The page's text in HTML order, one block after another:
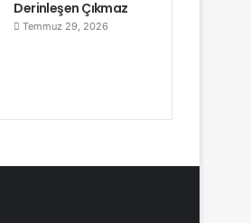
Derinleşen Çıkmaz
Temmuz 29, 2026